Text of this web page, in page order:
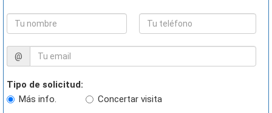
@
Tipo de solicitud:
Más info.
Concertar visita